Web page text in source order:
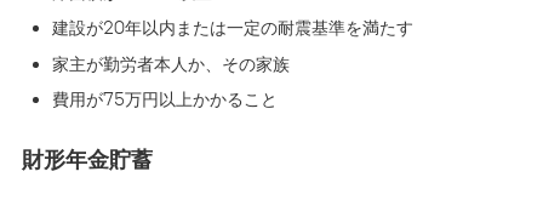
建設が20年以内または一定の耐震基準を満たす
家主が勤労者本人か、その家族
費用が75万円以上かかること
財形年金貯蓄